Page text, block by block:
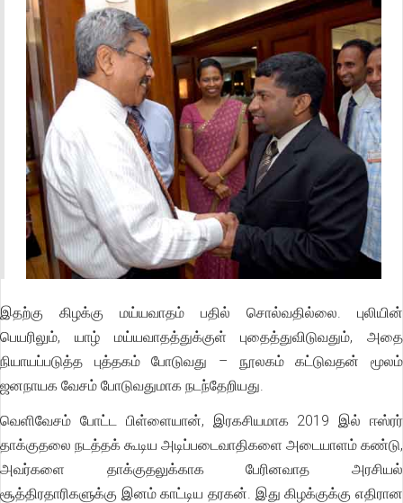
இதற்கு கிழக்கு மய்யவாதம் பதில் சொல்வதில்லை. புலியின்
பெயரிலும், யாழ் மய்யவாதத்துக்குள் புதைத்துவிடுவதும், அதை
நியாயப்படுத்த புத்தகம் போடுவது – நூலகம் கட்டுவதன் மூலம்
ஜனநாயக வேசம் போடுவதுமாக நடந்தேறியது.
வெளிவேசம் போட்ட பிள்ளையான், இரகசியமாக 2019 இல் ஈஸ்ரர்
தாக்குதலை நடத்தக் கூடிய அடிப்படைவாதிகளை அடையாளம் கண்டு,
அவர்களை தாக்குதலுக்காக பேரினவாத அரசியல்
சூத்திரதாரிகளுக்கு இனம் காட்டிய தரகன். இது கிழக்குக்கு எதிரான